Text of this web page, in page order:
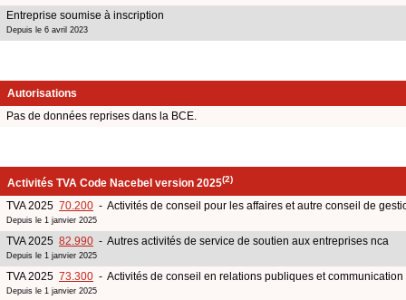
Entreprise soumise à inscription
Depuis le 6 avril 2023
Autorisations
Pas de données reprises dans la BCE.
Activités TVA Code Nacebel version 2025(2)
TVA 2025 70.200 - Activités de conseil pour les affaires et autre conseil de
Depuis le 1 janvier 2025
TVA 2025 82.990 - Autres activités de service de soutien aux entreprises nca
Depuis le 1 janvier 2025
TVA 2025 73.300 - Activités de conseil en relations publiques et communication
Depuis le 1 janvier 2025